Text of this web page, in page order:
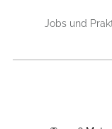
Jobs und